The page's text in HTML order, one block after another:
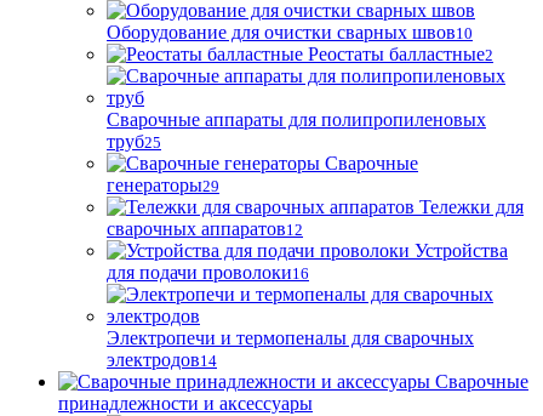
Оборудование для очистки сварных швов10
Реостаты балластные2
Сварочные аппараты для полипропиленовых
труб25
Сварочные
генераторы29
Тележки для
сварочных аппаратов12
Устройства
для подачи проволоки16
Электропечи и термопеналы для сварочных
электродов14
Сварочные
принадлежности и аксессуары